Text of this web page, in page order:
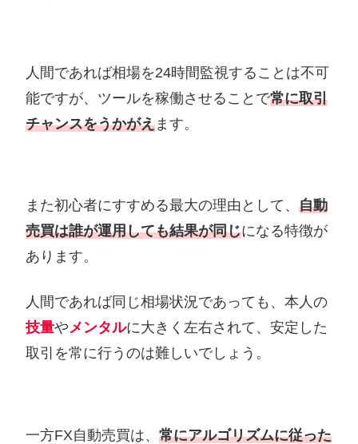
人間であれば相場を24時間監視することは不可
能ですが、ツールを稼働させることで常に取引
チャンスをうかがえ ます。
また初心者にすすめる最大の理由として、 自動
売買は誰が運用しても結果が同じになる特徴が
あります。
人間であれば同じ相場状況であっても、本人の
技量やメンタルに大きく左右されて、安定した
取引を常に行うのは難しいでしょう。
一方FX自動売買は、 常にアルゴリズムに従った